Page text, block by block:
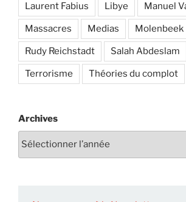
Laurent Fabius Libye Manuel
Massacres Medias Molenbeek
Rudy Reichstadt Salah Abdeslam
Terrorisme Théories du complot
Archives